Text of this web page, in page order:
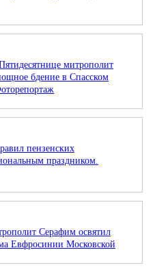
митрополит
бдение в Спасском
пензенских
праздником.
Серафим освятил
Евфросинии Московской